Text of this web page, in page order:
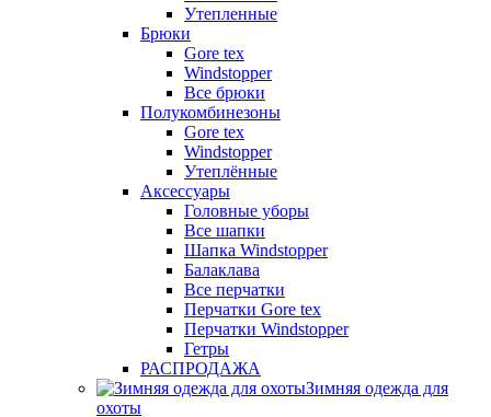
Утепленные
Брюки
Gore tex
Windstopper
Все брюки
Полукомбинезоны
Gore tex
Windstopper
Утеплённые
Аксессуары
Головные уборы
Все шапки
Шапка Windstopper
Балаклава
Все перчатки
Перчатки Gore tex
Перчатки Windstopper
Гетры
РАСПРОДАЖА
Зимняя одежда для
охоты